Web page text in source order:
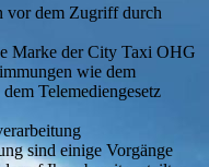
vor dem Zugriff durch
Marke der City Taxi OHG
wie dem
Telemediengesetz
sind einige Vorgänge